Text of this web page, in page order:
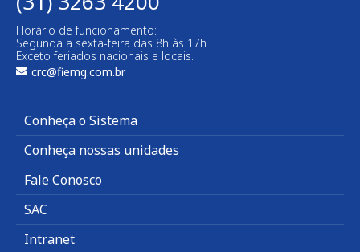
Horário de funcionamento:
Segunda a sexta-feira das 8h às 17h
Exceto feriados nacionais e locais.
crc@fiemg.com.br
Conheça o Sistema
Conheça nossas unidades
Fale Conosco
SAC
Intranet